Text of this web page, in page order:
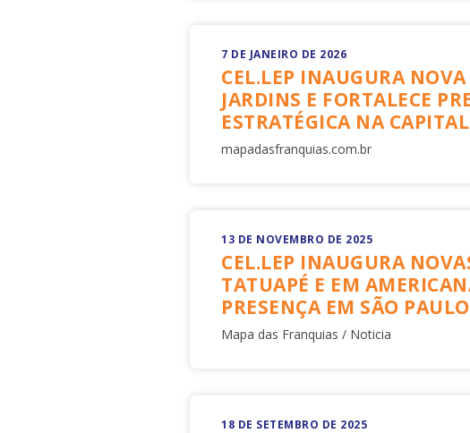
7 DE JANEIRO DE 2026
CEL.LEP INAUGURA
JARDINS E FORTALECE
ESTRATÉGICA NA
mapadasfranquias.com.br
13 DE NOVEMBRO DE 2025
CEL.LEP INAUGURA
TATUAPÉ E EM
PRESENÇA EM SÃO PAULO
Mapa das Franquias / Noticia
18 DE SETEMBRO DE 2025